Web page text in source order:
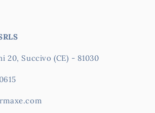
20, Succivo (CE) - 81030